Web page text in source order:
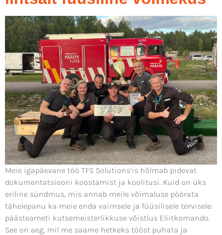
Meie igapäevane töö TFS Solutions’is hõlmab pidevat
dokumentatsiooni koostamist ja koolitusi. Kuid on üks
eriline sündmus, mis annab meile võimaluse pöörata
tähelepanu ka meie enda vaimsele ja füüsilisele tervisele:
päästeameti kutsemeisterlikkuse võistlus Eliitkomando.
See on aeg, mil me saame hetkeks tööst puhata ja